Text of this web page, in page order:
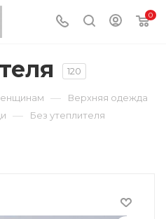
0
120
— Верхняя одежда
— Без утеплителя